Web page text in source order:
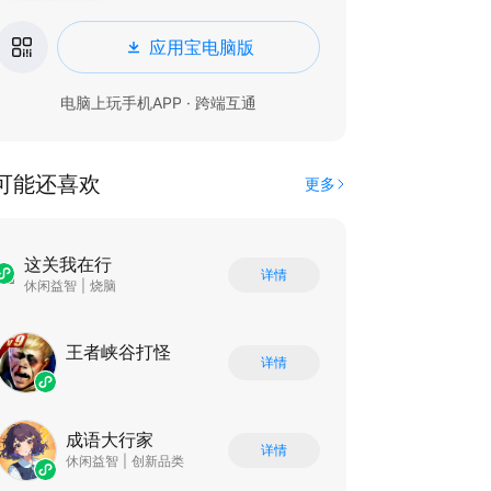
应用宝电脑版
电脑上玩手机APP · 跨端互通
能还喜欢 更多
这关我在行
休闲益智 烧脑
详情
王者峡谷打怪 详情
成语大行家
休闲益智 创新品类
详情